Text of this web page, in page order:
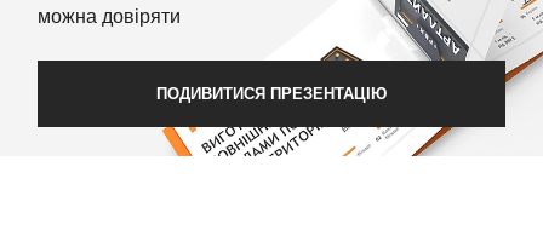
можна довіряти
ПОДИВИТИСЯ ПРЕЗЕНТАЦІЮ